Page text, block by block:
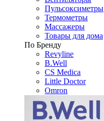
Пульсоксиметры
Термометры
Массажеры
Товары для дома
По Бренду
Revyline
B.Well
CS Medica
Little Doctor
Omron